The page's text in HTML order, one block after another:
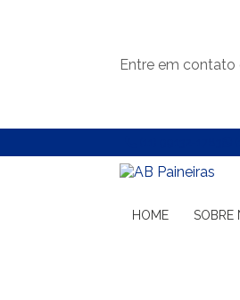
Entre em contato
HOME